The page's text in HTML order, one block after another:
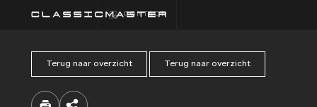
CONTACT
HOME
Terug naar overzicht Terug naar overzicht